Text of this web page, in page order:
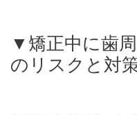
▼矯正中に歯
のリスクと対